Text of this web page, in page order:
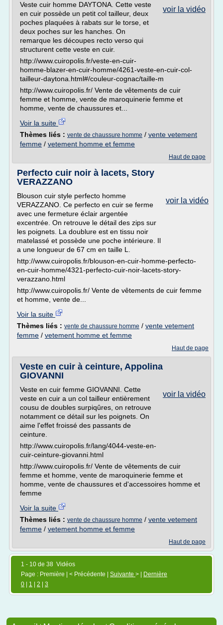
voir la vidéo
Veste cuir homme DAYTONA. Cette veste
en cuir possède un petit col tailleur, deux
poches plaquées à rabats sur le torse, et
deux poches sur les hanches. On
remarque les découpes recto verso qui
structurent cette veste en cuir.
http://www.cuiropolis.fr/veste-en-cuir-
homme-blazer-en-cuir-homme/4261-veste-en-cuir-col-
tailleur-daytona.html#/couleur-cognac/taille-m
http://www.cuiropolis.fr/ Vente de vêtements de cuir
femme et homme, vente de maroquinerie femme et
homme, vente de chaussures et...
Voir la suite
Thèmes liés : vente de chaussure homme / vente vetement
femme / vetement homme et femme
Haut de page
Perfecto cuir noir à lacets, Story
VERAZZANO
voir la vidéo
Blouson cuir style perfecto homme
VERAZZANO. Ce perfecto en cuir se ferme
avec une fermeture éclair argentée
excentrée. On retrouve le détail des zips sur
les poignets. La doublure est en tissu noir
matelassé et possède une poche intérieure. Il
a une longueur de 67 cm en taille L.
http://www.cuiropolis.fr/blouson-en-cuir-homme-perfecto-
en-cuir-homme/4321-perfecto-cuir-noir-lacets-story-
verazzano.html
http://www.cuiropolis.fr/ Vente de vêtements de cuir femme
et homme, vente de...
Voir la suite
Thèmes liés : vente de chaussure homme / vente vetement
femme / vetement homme et femme
Haut de page
Veste en cuir à ceinture, Appolina
GIOVANNI
voir la vidéo
Veste en cuir femme GIOVANNI. Cette
veste en cuir a un col tailleur entièrement
cousu de doubles surpiqûres, on retrouve
notamment ce détail sur les poignets. On
aime l'effet froissé des passants de
ceinture.
http://www.cuiropolis.fr/lang/4044-veste-en-
cuir-ceinture-giovanni.html
http://www.cuiropolis.fr/ Vente de vêtements de cuir
femme et homme, vente de maroquinerie femme et
homme, vente de chaussures et d'accessoires homme et
femme
Voir la suite
Thèmes liés : vente de chaussure homme / vente vetement
femme / vetement homme et femme
Haut de page
1 - 10 de 38 Vidéos
Page : Première | < Précédente | Suivante > |
Dernière
0
1 2 3